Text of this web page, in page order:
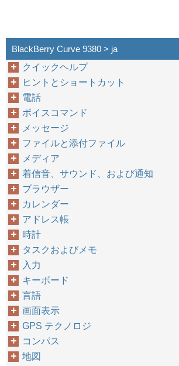
BlackBerry Curve 9380 > ja
クイックヘルプ
ヒントとショートカット
電話
ボイスコマンド
メッセージ
ファイルと添付ファイル
メディア
着信音、サウンド、および通知
ブラウザー
カレンダー
アドレス帳
時計
タスクおよびメモ
入力
キーボード
言語
画面表示
GPS テクノロジ
コンパス
地図